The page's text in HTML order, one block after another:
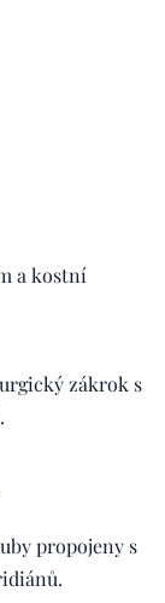
a kostní
zákrok s
propojeny s